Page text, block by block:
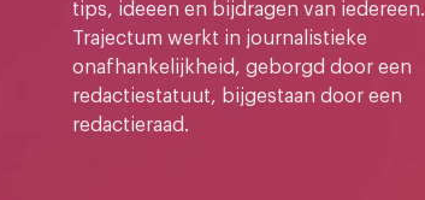
tips, ideeen en bijdragen van iedereen.
Trajectum werkt in journalistieke
onafhankelijkheid, geborgd door een
redactiestatuut, bijgestaan door een
redactieraad.